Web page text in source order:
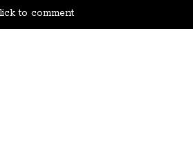
to comment